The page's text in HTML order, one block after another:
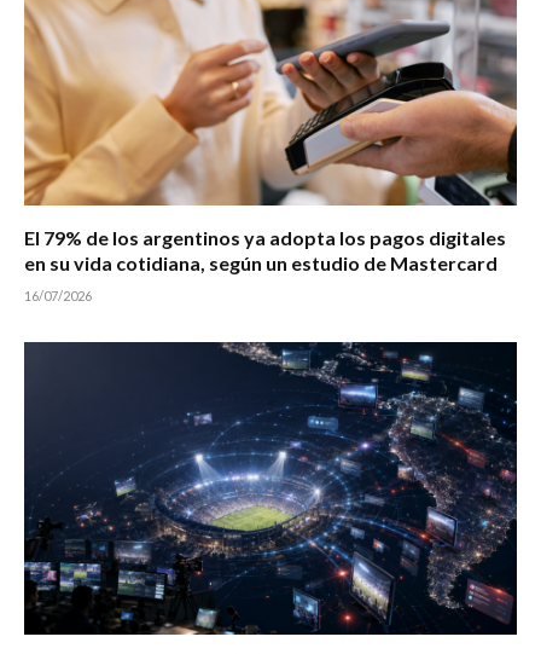
El 79% de los argentinos ya adopta los pagos digitales
en su vida cotidiana, según un estudio de Mastercard
16/07/2026